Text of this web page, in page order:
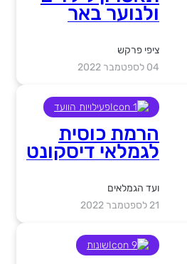
ולנוער באר
ההצגות
החדשות לילדים
ציפי פרקש
04 לספטמבר 2022
הרמת כוסית
לגמלאי דיסקונט
העברית
החדשה, תשפ"ג
ועד הגמלאים
21 לספטמבר 2022
פעילויות הוועד
שונות